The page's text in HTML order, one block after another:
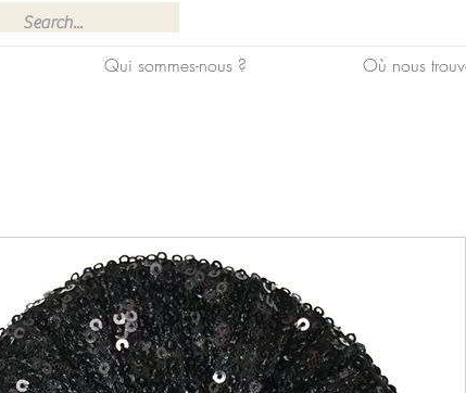
Qui sommes-nous ? Où nous